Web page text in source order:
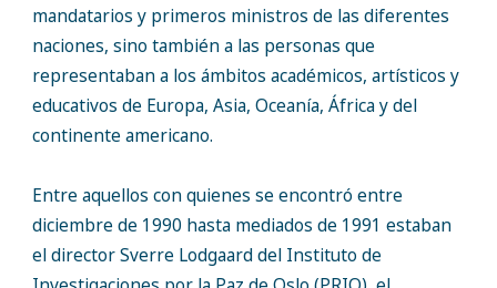
mandatarios y primeros ministros de las diferentes
naciones, sino también a las personas que
representaban a los ámbitos académicos, artísticos y
educativos de Europa, Asia, Oceanía, África y del
continente americano.
Entre aquellos con quienes se encontró entre
diciembre de 1990 hasta mediados de 1991 estaban
el director Sverre Lodgaard del Instituto de